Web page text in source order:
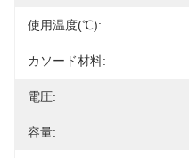
使用温度(℃):
カソード材料:
電圧:
容量: